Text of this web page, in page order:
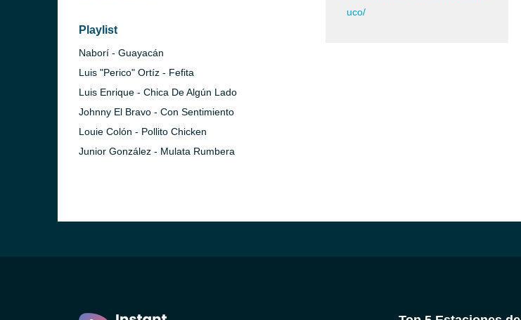
Playlist
Naborí - Guayacán
Luis "Perico" Ortíz - Fefita
Luis Enrique - Chica De Algún Lado
Johnny El Bravo - Con Sentimiento
Louie Colón - Pollito Chicken
Junior González - Mulata Rumbera
uco/